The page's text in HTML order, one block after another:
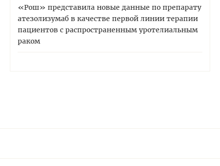
«Рош» представила новые данные по препарату
атезолизумаб в качестве первой линии терапии
пациентов с распространенным уротелиальным
раком